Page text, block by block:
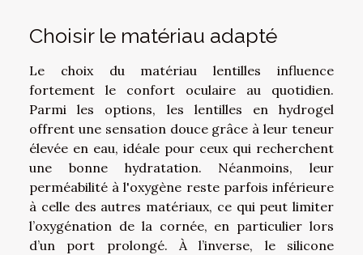
Choisir le matériau adapté
Le choix du matériau lentilles influence
fortement le confort oculaire au quotidien.
Parmi les options, les lentilles en hydrogel
offrent une sensation douce grâce à leur teneur
élevée en eau, idéale pour ceux qui recherchent
une bonne hydratation. Néanmoins, leur
perméabilité à l'oxygène reste parfois inférieure
à celle des autres matériaux, ce qui peut limiter
l’oxygénation de la cornée, en particulier lors
d’un port prolongé. À l’inverse, le silicone